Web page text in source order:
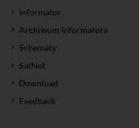
Informator
Archiwum Informatora
Schematy
SatNet
Download
Feedback